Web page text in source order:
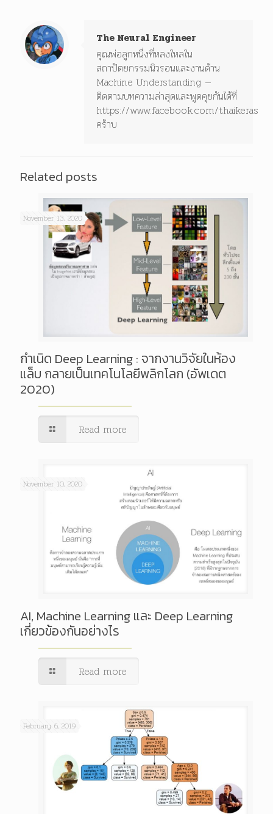
The Neural Engineer
คุณพ่อลูกหนึ่งที่หลงใหลใน
สถาปัตยกรรมนิวรอนและงานด้าน
Machine Understanding —
ติดตามบทความล่าสุดและพูดคุยกันได้ที่
https://www.facebook.com/thaikeras
คร้าบ
Related posts
November 13, 2020
กำเนิด Deep Learning : จากงานวิจัยในห้อง
แล็บ กลายเป็นเทคโนโลยีพลิกโลก (อัพเดต
2020)
Read more
November 10, 2020
AI, Machine Learning และ Deep Learning
เกี่ยวข้องกันอย่างไร
Read more
February 6, 2019